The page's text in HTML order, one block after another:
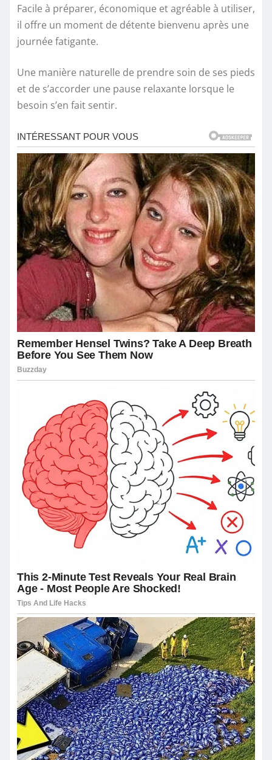
Facile à préparer, économique et agréable à utiliser,
il offre un moment de détente bienvenu après une
journée fatigante.
Une manière naturelle de prendre soin de ses pieds
et de s’accorder une pause relaxante lorsque le
besoin s’en fait sentir.